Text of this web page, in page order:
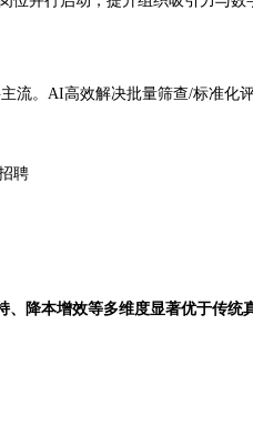
流。AI高效解决批量筛查/标准
聘
、降本增效等多维度显著优于传统